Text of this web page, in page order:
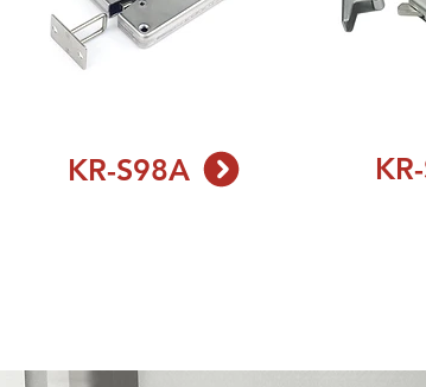
KR-S98A